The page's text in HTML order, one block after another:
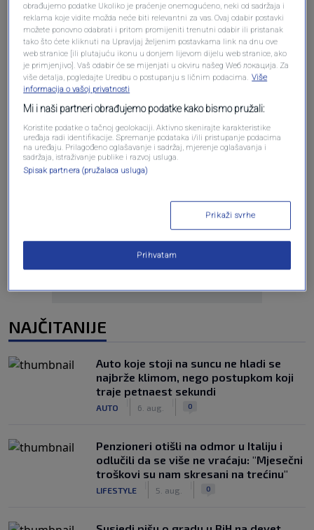
Oglas
NAJČITANIJE
Auto koje stoji na suncu ne hladi se
najbrže klimom, nego postupkom koji
traje petnaest sekundi
AUTO 6. aug. 0
Penzioneri otišli na odmor u Italiju i
odlučili da se više ne vraćaju: "Mjesečni
troškovi su nam skresani na trećinu"
LIFESTYLE 5. aug. 0
obrađujemo podatke Ukoliko je praćenje onemogućeno, neki od sadržaja i
reklama koje vidite možda neće biti relevantni za vas. Ovaj odabir postavki
možete ponovno odabrati i pritom promijeniti trenutni odabir ili pristanak
tako što ćete kliknuti na Upravljaj željenim postavkama link na dnu ove
web stranice [ili plutajuću ikonu u donjem lijevom dijelu web stranice, ako
je primjenjivo]. Vaš odabir će se mijenjati u okviru našeg Wеб локација. Za
više detalja, pogledajte Uredbu o postupanju s ličnim podacima. Više
informacija o vašoj privatnosti
Mi i naši partneri obrađujemo podatke kako bismo pružali:
Koristite podatke o tačnoj geolokaciji. Aktivno skenirajte karakteristike
uređaja radi identifikacije. Spremanje podataka i/ili pristupanje podacima
na uređaju. Prilagođeno oglašavanje i sadržaj, mjerenje oglašavanja i
sadržaja, istraživanje publike i razvoj usluga.
Spisak partnera (pružalaca usluga)
Prikaži svrhe
Prihvatam